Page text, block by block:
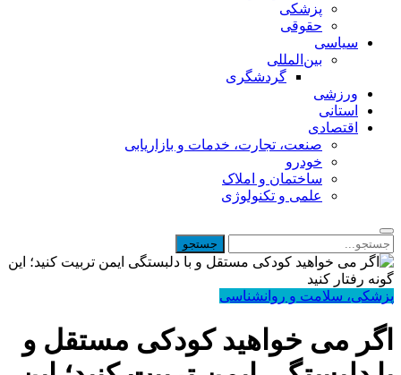
پزشکی
حقوقی
سیاسی
بین‌المللی
گردشگری
ورزشی
استانی
اقتصادی
صنعت، تجارت، خدمات و بازاریابی
خودرو
ساختمان و املاک
علمی و تکنولوژی
پزشکی، سلامت و روانشناسی
اگر می خواهید کودکی مستقل و